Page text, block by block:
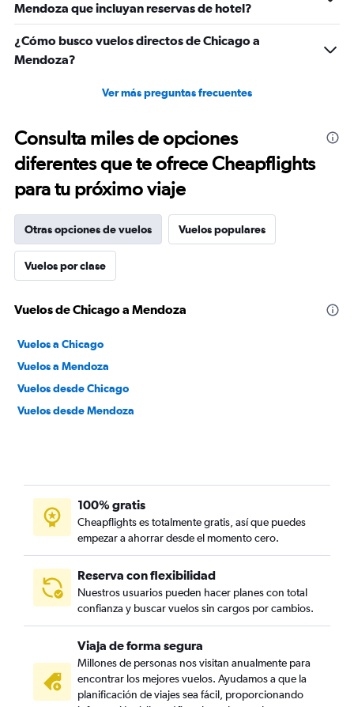
Mendoza que incluyan reservas de hotel?
¿Cómo busco vuelos directos de Chicago a
Mendoza?
Ver más preguntas frecuentes
Consulta miles de opciones
diferentes que te ofrece Cheapflights
para tu próximo viaje
Otras opciones de vuelos Vuelos populares
Vuelos por clase
Vuelos de Chicago a Mendoza
Vuelos a Chicago
Vuelos a Mendoza
Vuelos desde Chicago
Vuelos desde Mendoza
100% gratis
Cheapflights es totalmente gratis, así que puedes
empezar a ahorrar desde el momento cero.
Reserva con flexibilidad
Nuestros usuarios pueden hacer planes con total
confianza y buscar vuelos sin cargos por cambios.
Viaja de forma segura
Millones de personas nos visitan anualmente para
encontrar los mejores vuelos. Ayudamos a que la
planificación de viajes sea fácil, proporcionando